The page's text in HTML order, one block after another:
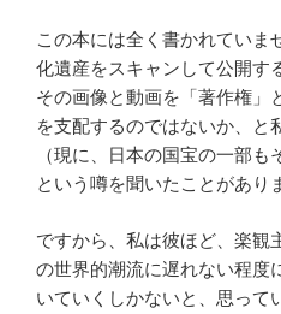
この本には全く書かれていま
化遺産をスキャンして公開す
その画像と動画を「著作権」
を支配するのではないか、と
（現に、日本の国宝の一部
という噂を聞いたことがあり
ですから、私は彼ほど、楽観
の世界的潮流に遅れない程度
いていくしかないと、思って